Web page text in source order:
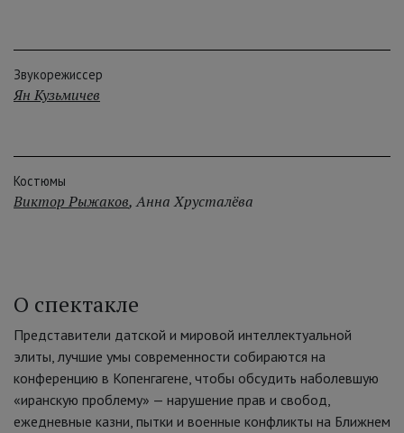
Звукорежиссер
Ян Кузьмичев
Костюмы
Виктор Рыжаков,Анна Хрусталёва
О спектакле
Представители датской и мировой интеллектуальной
элиты, лучшие умы современности собираются на
конференцию в Копенгагене, чтобы обсудить наболевшую
«иранскую проблему» — нарушение прав и свобод,
ежедневные казни, пытки и военные конфликты на Ближнем